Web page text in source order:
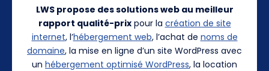
LWS propose des solutions web au meilleur
rapport qualité-prixpour la création de site
internet, l’hébergement web, l’achat de noms de
domaine, la mise en ligne d’un site WordPress avec
un hébergement optimisé WordPress, la location